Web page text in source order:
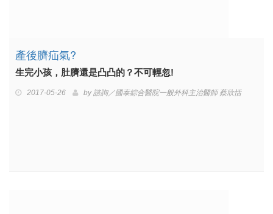
產後臍疝氣?
生完小孩，肚臍還是凸凸的？不可輕忽!
2017-05-26 by諮詢／國泰綜合醫院一般外科主治醫師 蔡欣恬